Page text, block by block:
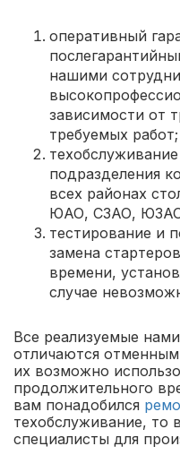
оперативный
нашими
зависимости от
требуемых работ;
подразделения
всех районах
ЮАО, СЗАО,
тестирование и
замена
времени,
случае
Все реализуемые
отличаются отменным
их возможно
продолжительного
вам понадобился
техобслуживание, то
специалисты для